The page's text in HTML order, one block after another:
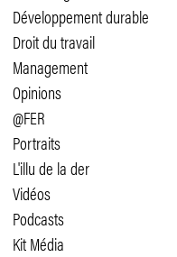
Développement durable
Droit du travail
Management
Opinions
@FER
Portraits
L'illu de la der
Vidéos
Podcasts
Kit Média